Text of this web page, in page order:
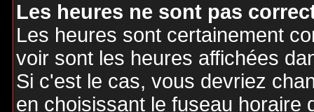
Les heures ne sont pas
Les heures sont certainement
voir sont les heures affichées
Si c'est le cas, vous devriez
en choisissant le fuseau horaire